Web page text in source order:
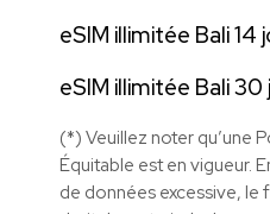
eSIM illimitée Bali 14
eSIM illimitée Bali
(*) Veuillez noter qu’une
Équitable est en vigueur.
de données excessive, le